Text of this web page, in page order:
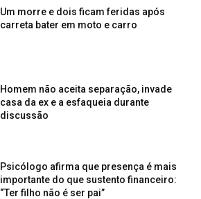
Um morre e dois ficam feridas após
carreta bater em moto e carro
Homem não aceita separação, invade
casa da ex e a esfaqueia durante
discussão
Psicólogo afirma que presença é mais
importante do que sustento financeiro:
“Ter filho não é ser pai”